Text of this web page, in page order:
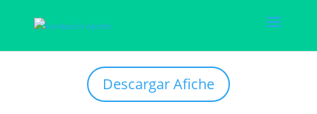
Descargar Afiche